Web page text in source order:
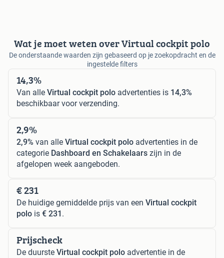
Wat je moet weten over Virtual cockpit polo
De onderstaande waarden zijn gebaseerd op je zoekopdracht en de
ingestelde filters
14,3%
Van alle Virtual cockpit polo advertenties is 14,3%
beschikbaar voor verzending.
2,9%
2,9% van alle Virtual cockpit polo advertenties in de
categorie Dashboard en Schakelaars zijn in de
afgelopen week aangeboden.
€ 231
De huidige gemiddelde prijs van een Virtual cockpit
polo is € 231 .
Prijscheck
De duurste Virtual cockpit polo advertentie in de